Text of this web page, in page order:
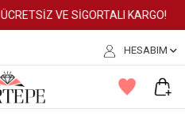
ÜCRETSİZ VE SİGORTALI KARGO!
HESABIM